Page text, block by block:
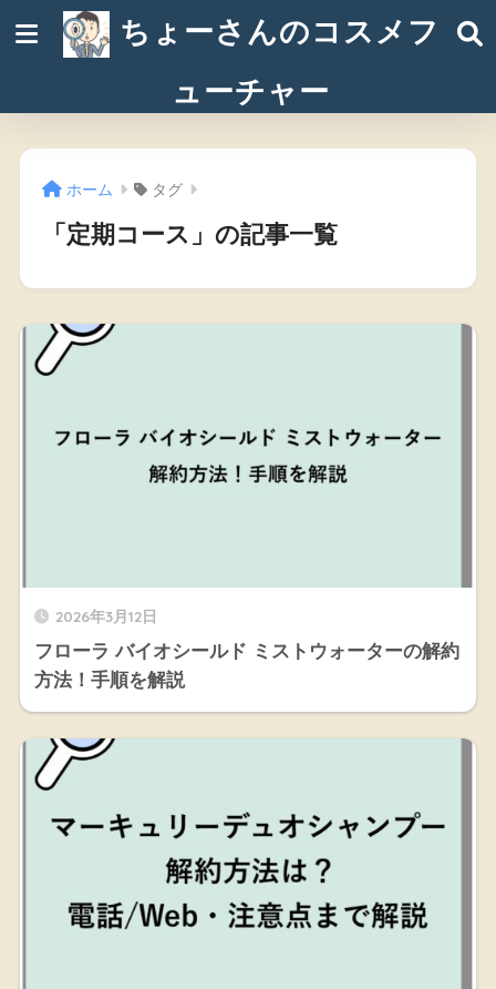
ちょーさんのコスメフ
ューチャー
ホーム タグ
「定期コース」の記事一覧
2026年3月12日
フローラ バイオシールド ミストウォーターの解約
方法！手順を解説